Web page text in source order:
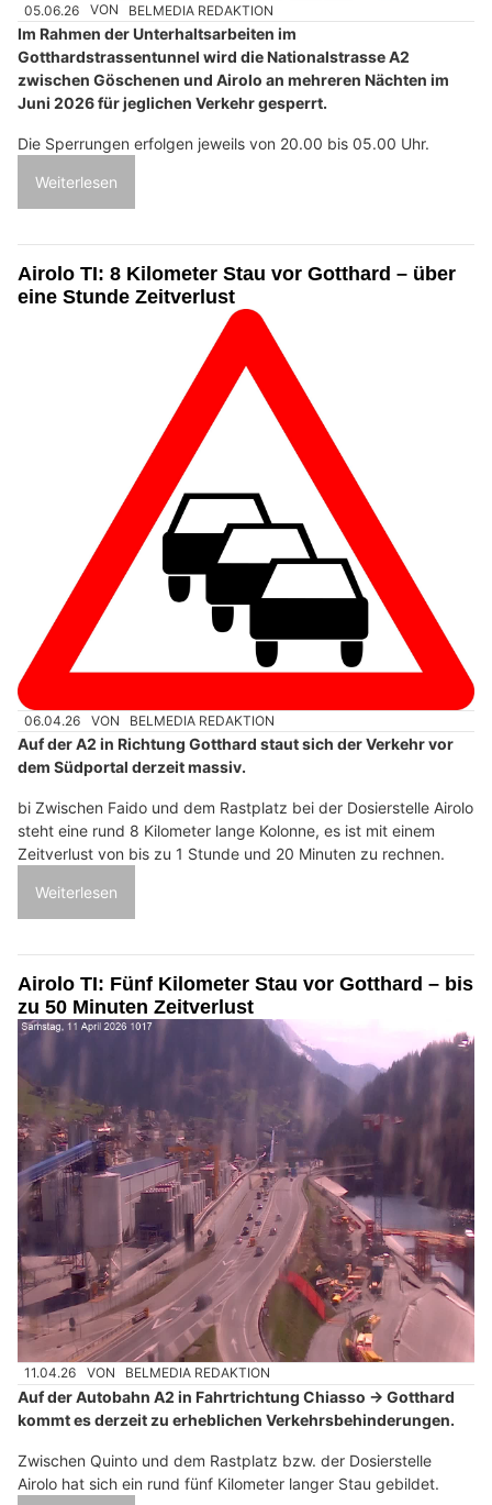
05.06.26 VON BELMEDIA REDAKTION
Im Rahmen der Unterhaltsarbeiten im
Gotthardstrassentunnel wird die Nationalstrasse A2
zwischen Göschenen und Airolo an mehreren Nächten im
Juni 2026 für jeglichen Verkehr gesperrt.
Die Sperrungen erfolgen jeweils von 20.00 bis 05.00 Uhr.
Weiterlesen
Airolo TI: 8 Kilometer Stau vor Gotthard – über
eine Stunde Zeitverlust
06.04.26 VON BELMEDIA REDAKTION
Auf der A2 in Richtung Gotthard staut sich der Verkehr vor
dem Südportal derzeit massiv.
bi Zwischen Faido und dem Rastplatz bei der Dosierstelle Airolo
steht eine rund 8 Kilometer lange Kolonne, es ist mit einem
Zeitverlust von bis zu 1 Stunde und 20 Minuten zu rechnen.
Weiterlesen
Airolo TI: Fünf Kilometer Stau vor Gotthard – bis
zu 50 Minuten Zeitverlust
11.04.26 VON BELMEDIA REDAKTION
Auf der Autobahn A2 in Fahrtrichtung Chiasso → Gotthard
kommt es derzeit zu erheblichen Verkehrsbehinderungen.
Zwischen Quinto und dem Rastplatz bzw. der Dosierstelle
Airolo hat sich ein rund fünf Kilometer langer Stau gebildet.